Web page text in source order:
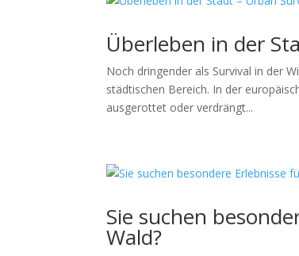
Überleben in der
Noch dringender als Survival in der
städtischen Bereich. In der
ausgerottet oder verdrängt...
Sie suchen
Wald?